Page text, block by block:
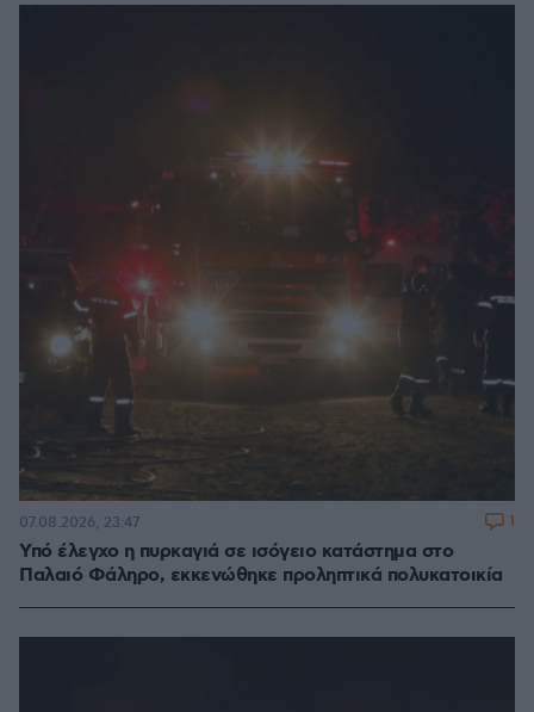
Υπό έλεγχο η πυρκαγιά σε ισόγειο κατάστημα στο
Παλαιό Φάληρο, εκκενώθηκε προληπτικά πολυκατοικία
07.08.2026, 23:47 1